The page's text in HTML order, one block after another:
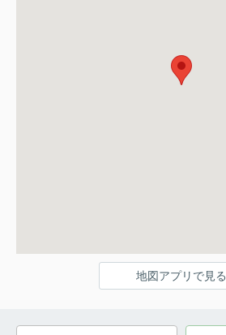
地図アプリで見る